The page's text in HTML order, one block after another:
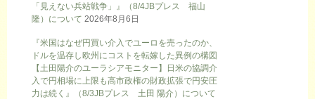
「見えない兵站戦争」』（8/4JBプレス 福山
隆）について 2026年8月6日
『米国はなぜ円買い介入でユーロを売ったのか、
ドルを温存し欧州にコストを転嫁した異例の構図
【土田陽介のユーラシアモニター】日米の協調介
入で円相場に上限も高市政権の財政拡張で円安圧
力は続く』（8/3JBプレス 土田 陽介）について